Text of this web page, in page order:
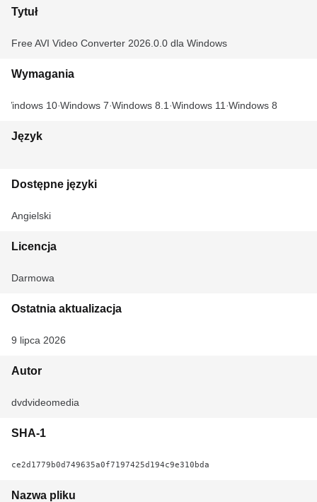
Tytuł
Free AVI Video Converter 2026.0.0 dla Windows
Wymagania
Windows 10 Windows 7 Windows 8.1 Windows 11 Windows 8
Język
Dostępne języki
Angielski
Licencja
Darmowa
Ostatnia aktualizacja
9 lipca 2026
Autor
dvdvideomedia
SHA-1
ce2d1779b0d749635a0f7197425d194c9e310bda
Nazwa pliku